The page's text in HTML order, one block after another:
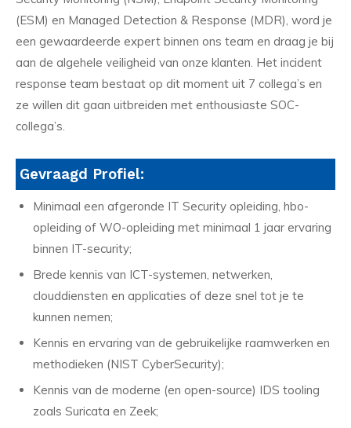
(ESM) en Managed Detection & Response (MDR), word je
een gewaardeerde expert binnen ons team en draag je bij
aan de algehele veiligheid van onze klanten. Het incident
response team bestaat op dit moment uit 7 collega’s en
ze willen dit gaan uitbreiden met enthousiaste SOC-
collega’s.
Gevraagd Profiel:
Minimaal een afgeronde IT Security opleiding, hbo-
opleiding of WO-opleiding met minimaal 1 jaar ervaring
binnen IT-security;
Brede kennis van ICT-systemen, netwerken,
clouddiensten en applicaties of deze snel tot je te
kunnen nemen;
Kennis en ervaring van de gebruikelijke raamwerken en
methodieken (NIST CyberSecurity);
Kennis van de moderne (en open-source) IDS tooling
zoals Suricata en Zeek;